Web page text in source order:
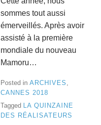
sommes tout aussi
émerveillés. Après avoir
assisté à la première
mondiale du nouveau
Mamoru…
Posted in ARCHIVES
CANNES 2018
Tagged LA QUINZAINE
DES RÉALISATEURS